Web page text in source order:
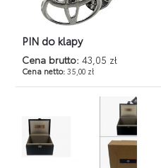
PIN do klapy
Cena brutto: 43,05 zł
Cena netto:35,00 zł